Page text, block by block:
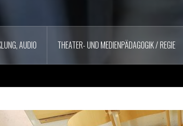
AUDIO THEATER- UND MEDIENPÄDAGOGIK / REGIE